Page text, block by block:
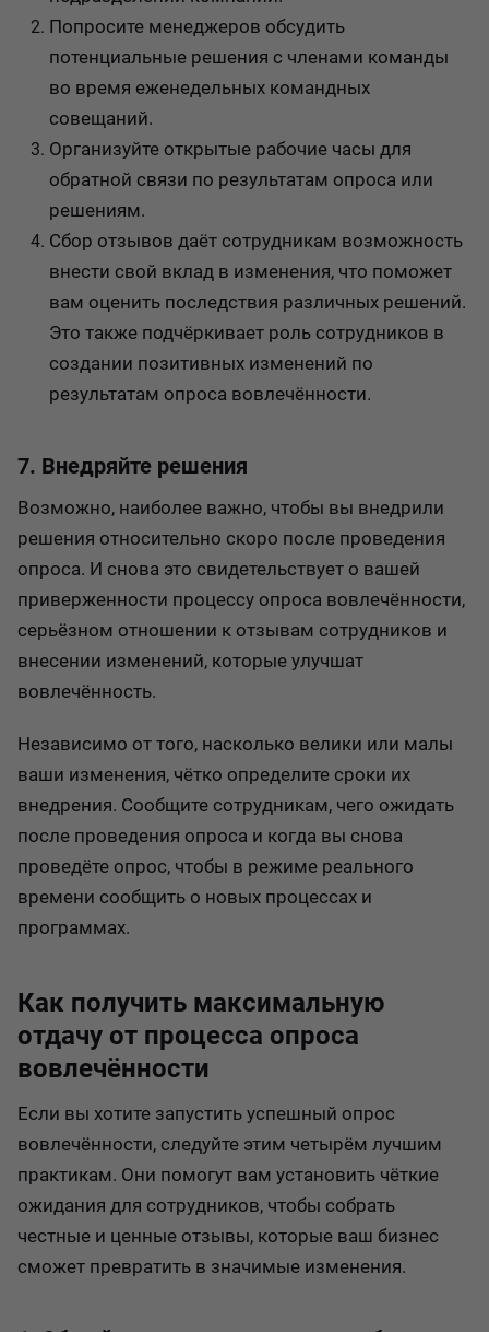
Попросите менеджеров обсудить
потенциальные решения с членами команды
во время еженедельных командных
совещаний.
Организуйте открытые рабочие часы для
обратной связи по результатам опроса или
решениям.
Сбор отзывов даёт сотрудникам возможность
внести свой вклад в изменения, что поможет
вам оценить последствия различных решений.
Это также подчёркивает роль сотрудников в
создании позитивных изменений по
результатам опроса вовлечённости.
7. Внедряйте решения
Возможно, наиболее важно, чтобы вы внедрили
решения относительно скоро после проведения
опроса. И снова это свидетельствует о вашей
приверженности процессу опроса вовлечённости,
серьёзном отношении к отзывам сотрудников и
внесении изменений, которые улучшат
вовлечённость.
Независимо от того, насколько велики или малы
ваши изменения, чётко определите сроки их
внедрения. Сообщите сотрудникам, чего ожидать
после проведения опроса и когда вы снова
проведёте опрос, чтобы в режиме реального
времени сообщить о новых процессах и
программах.
Как получить максимальную
отдачу от процесса опроса
вовлечённости
Если вы хотите запустить успешный опрос
вовлечённости, следуйте этим четырём лучшим
практикам. Они помогут вам установить чёткие
ожидания для сотрудников, чтобы собрать
честные и ценные отзывы, которые ваш бизнес
сможет превратить в значимые изменения.